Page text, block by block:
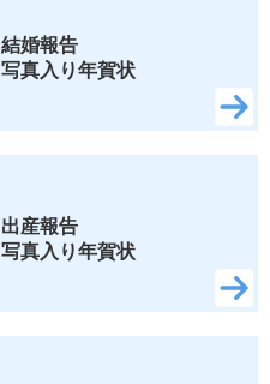
結婚報告
写真入り年賀状
出産報告
写真入り年賀状